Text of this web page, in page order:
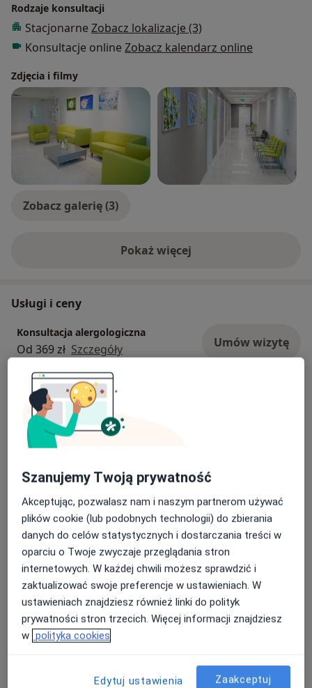
Rodzaje konsultacji
Stacjonarne Zobacz lokalizacje (3)
Konsultacje online Zobacz kalendarz online
Zdjęcia i filmy
Zobacz galerię (3)
Pokaż więcejo doświadczeniu
Usługi i ceny
Konsultacja alergologiczna
Od 369 zł Szczegóły Umów wizytę
Konsultacja alergologiczna dzieci
Od 369 zł Szczegóły
Konsultacja pulmonologiczna dzieci
Od 353 zł Szczegóły
Konsultacja telefoniczna - Alergolog
Od 320 zł Szczegóły Umów wizytę
Konsultacja telefoniczna - Alergolog
Dzieci
Od 320 zł Szczegóły
Umów wizytę
+ 4 usługi
W jaki sposób ustalane są ceny?
Szanujemy Twoją prywatność
Akceptując, pozwalasz nam i naszym partnerom używać
plików cookie (lub podobnych technologii) do zbierania
danych do celów statystycznych i dostarczania treści w
oparciu o Twoje zwyczaje przeglądania stron
internetowych. W każdej chwili możesz sprawdzić i
zaktualizować swoje preferencje w ustawieniach. W
ustawieniach znajdziesz również linki do polityk
prywatności stron trzecich. Więcej informacji znajdziesz
w polityka cookies
Edytuj ustawienia Zaakceptuj